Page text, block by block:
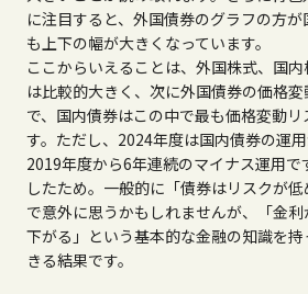
に注目すると、外国債券のグラフの方
も上下の幅が大きくなっています。
ここからいえることは、外国株式、国
は比較的大きく、次に外国債券の価格
で、国内債券はこの中で最も価格変動
す。ただし、2024年度は国内債券の運用
2019年度から6年連続のマイナス運用で
したため。一般的に「債券はリスクが
で意外に思うかもしれませんが、「金
下がる」という基本的な金融の知識を
きる結果です。